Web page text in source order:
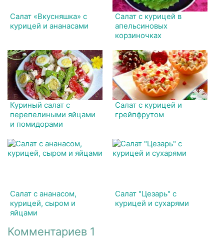
Салат «Вкусняшка» с
курицей и ананасами
Салат с курицей в
апельсиновых
корзиночках
Куриный салат с
перепелиными яйцами
и помидорами
Салат с курицей и
грейпфрутом
Салат с ананасом,
курицей, сыром и
яйцами
Салат "Цезарь" с
курицей и сухарями
Комментариев 1